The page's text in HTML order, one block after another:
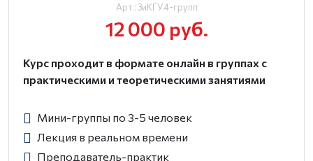
Арт.: ЗиКГУ4-групп
12 000 руб.
Курс проходит в формате онлайн в группах с
практическими и теоретическими занятиями
Мини-группы по 3-5 человек
Лекция в реальном времени
Преподаватель-практик